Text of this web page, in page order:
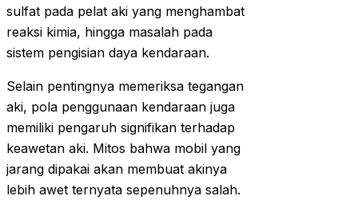
sulfat pada pelat aki yang menghambat
reaksi kimia, hingga masalah pada
sistem pengisian daya kendaraan.
Selain pentingnya memeriksa tegangan
aki, pola penggunaan kendaraan juga
memiliki pengaruh signifikan terhadap
keawetan aki. Mitos bahwa mobil yang
jarang dipakai akan membuat akinya
lebih awet ternyata sepenuhnya salah.